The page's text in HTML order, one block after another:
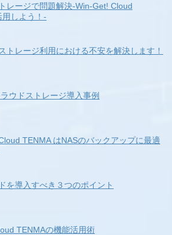
レージで問題解決-Win-Get! Cloud
しよう！-
トレージ利用における不安を解決します！
ウドストレージ導入事例
TENMA はNASのバックアップに最適
を導入すべき３つのポイント
TENMAの機能活用術